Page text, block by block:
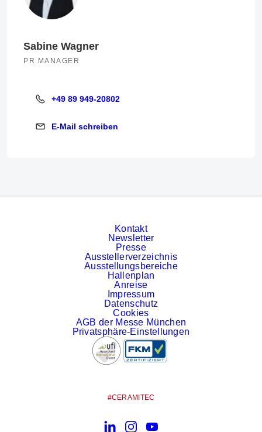
Sabine Wagner
PR MANAGER
+49 89 949-20802
+49 89 949-20802
E-Mail schreiben
E-Mail schreiben
Kontakt
Newsletter
Presse
Ausstellerverzeichnis
Ausstellungsbereiche
Hallenplan
Anreise
Impressum
Datenschutz
Cookies
AGB der Messe München
Privatsphäre-Einstellungen
#CERAMITEC
LinkedInInstagramYouTube